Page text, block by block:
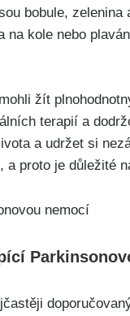
bobule,
kole nebo
žít
terapií a
a udržet si
a proto je důležité